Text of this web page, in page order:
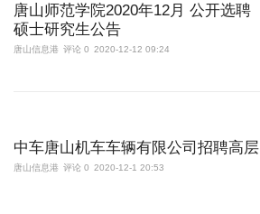
唐山师范学院2020年12月 公开选聘
硕士研究生公告
唐山信息港 评论 0 2020-12-12 09:24
中车唐山机车车辆有限公司招聘高层
唐山信息港 评论 0 2020-12-1 20:53